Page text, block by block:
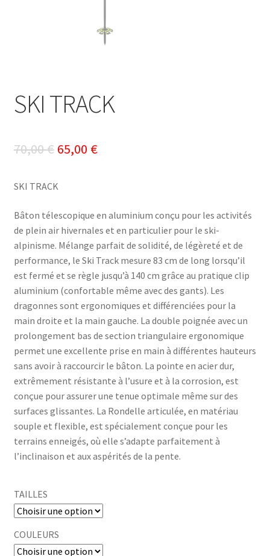
SKI TRACK
70,00€ Le
initial
était :
70,00 €.
65,00 €Le
est :
65,00 €.
SKI TRACK
Bâton télescopique en aluminium conçu pour les activités
de plein air hivernales et en particulier pour le ski-
alpinisme. Mélange parfait de solidité, de légèreté et de
performance, le Ski Track mesure 83 cm de long lorsqu’il
est fermé et se règle jusqu’à 140 cm grâce au pratique clip
aluminium (confortable même avec des gants). Les
dragonnes sont ergonomiques et différenciées pour la
main droite et la main gauche. La double poignée avec un
prolongement bas de section triangulaire ergonomique
permet une excellente prise en main à différentes hauteurs
sans avoir à raccourcir le bâton. La pointe en acier dur,
extrêmement résistante à l’usure et à la corrosion, est
conçue pour assurer une tenue optimale même sur des
surfaces glissantes. La Rondelle articulée, en matériau
souple et flexible, est spécialement conçue pour les
terrains enneigés, où elle s’adapte parfaitement à
l’inclinaison et aux aspérités de la pente.
TAILLES
COULEURS